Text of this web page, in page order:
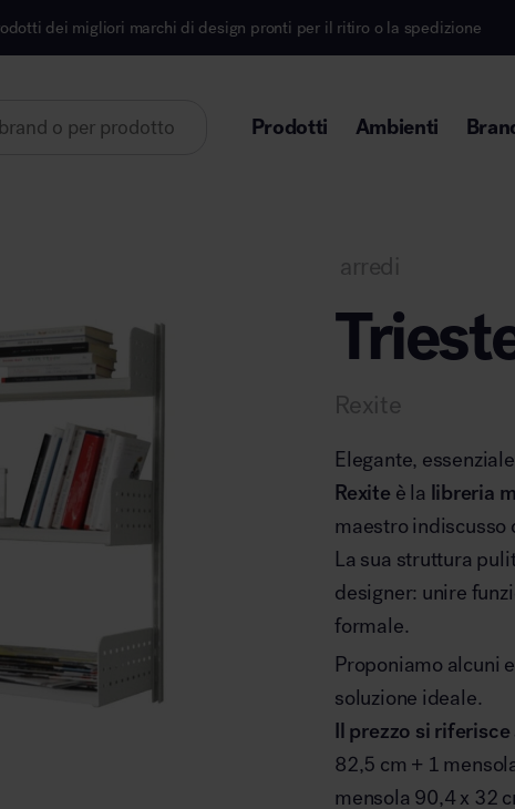
di design pronti per il ritiro o la spedizione
Prodotti Ambienti
Area direzionale
arredi
Rexite
Elegante,
Rexite è la libreria
maestro indiscusso
La sua struttura
designer: unire
formale.
Proponiamo alcuni
soluzione ideale.
Il prezzo si
82,5 cm + 1
mensola 90,4 x 32